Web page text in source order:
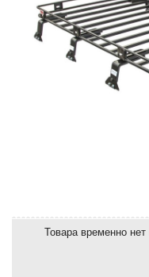
Товара временно